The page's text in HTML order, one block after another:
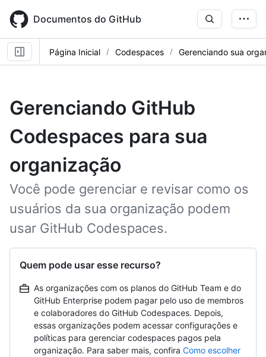
main
content
Documentos do GitHub
Página Inicial Codespaces Gerenciando sua
Gerenciando GitHub
Codespaces para sua
organização
Você pode gerenciar e revisar como os
usuários da sua organização podem
usar GitHub Codespaces.
Quem pode usar esse recurso?
As organizações com os planos do GitHub Team e do
GitHub Enterprise podem pagar pelo uso de membros
e colaboradores do GitHub Codespaces. Depois,
essas organizações podem acessar configurações e
políticas para gerenciar codespaces pagos pela
organização. Para saber mais, confira Como escolher